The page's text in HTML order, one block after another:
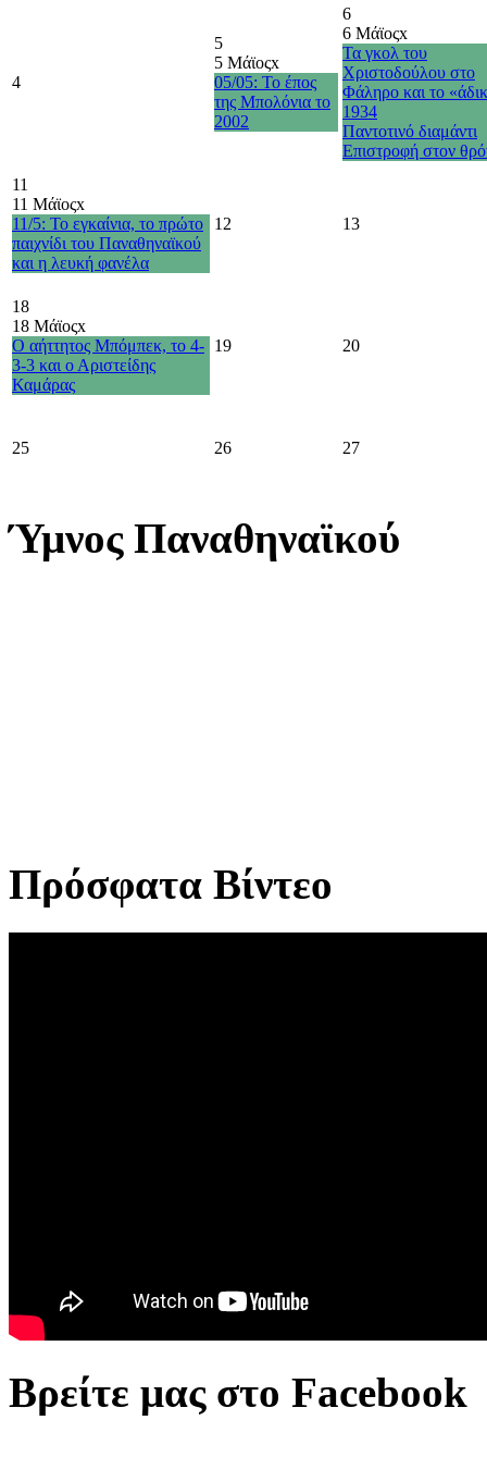
4
5
5 Μάϊοςx
05/05: Το έπος
της Μπολόνια το
2002
6
6 Μάϊοςx
Τα γκολ του
Χριστοδούλου στο
Φάληρο και το
1934
Παντοτινό διαμάντι
Επιστροφή στον
11
11 Μάϊοςx
11/5: Το εγκαίνια, το πρώτο
παιχνίδι του Παναθηναϊκού
και η λευκή φανέλα
12 13
18
18 Μάϊοςx
Ο αήττητος Μπόμπεκ, το 4-
3-3 και ο Αριστείδης
Καμάρας
19 20
25 26 27
Ύμνος Παναθηναϊκού
Πρόσφατα Βίντεο
Βρείτε μας στο Facebook